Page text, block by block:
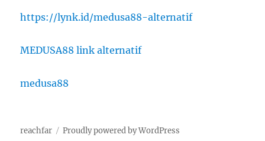
https://lynk.id/medusa88-alternatif
MEDUSA88 link alternatif
medusa88
reachfar Proudly powered by WordPress